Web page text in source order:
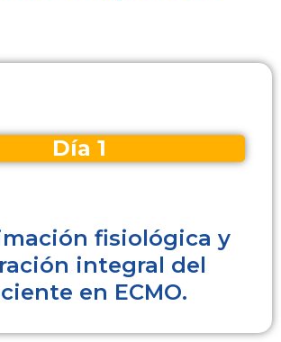
Día 1
fisiológica y
integral del
en ECMO.